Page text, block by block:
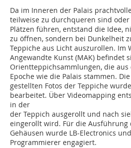
Da im Inneren der Palais
teilweise zu durchqueren sind
Plätzen führen, entstand die Idee,
zu öffnen, sondern bei Dunkelheit
Teppiche aus Licht auszurollen. Im
Angewandte Kunst (MAK) befindet
Orientteppichsammlungen, die
Epoche wie die Palais stammen.
gestellten Fotos der Teppiche
bearbeitet. Über Videomapping
in der
der Teppich ausgerollt und nach
eingerollt wird. Für die Ausführung
Gehäusen wurde LB-Electronics
Programmierer engagiert.